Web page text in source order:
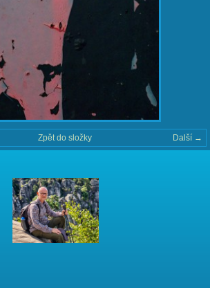
Další →
Zpět do složky